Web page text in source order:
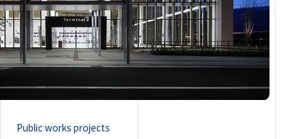
Public works projects